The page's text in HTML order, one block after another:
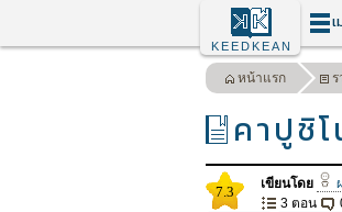
KEEDKEAN
หน้าแรก
คาปูชิ
7.3 เขียนโดย
3 ตอน